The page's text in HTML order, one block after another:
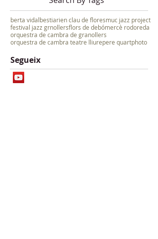
berta vidalbestiarien clau de floresmuc jazz project
festival jazz grnollersflors de debómercè rodoreda
orquestra de cambra de granollers
orquestra de cambra teatre lliurepere quartphoto
Segueix